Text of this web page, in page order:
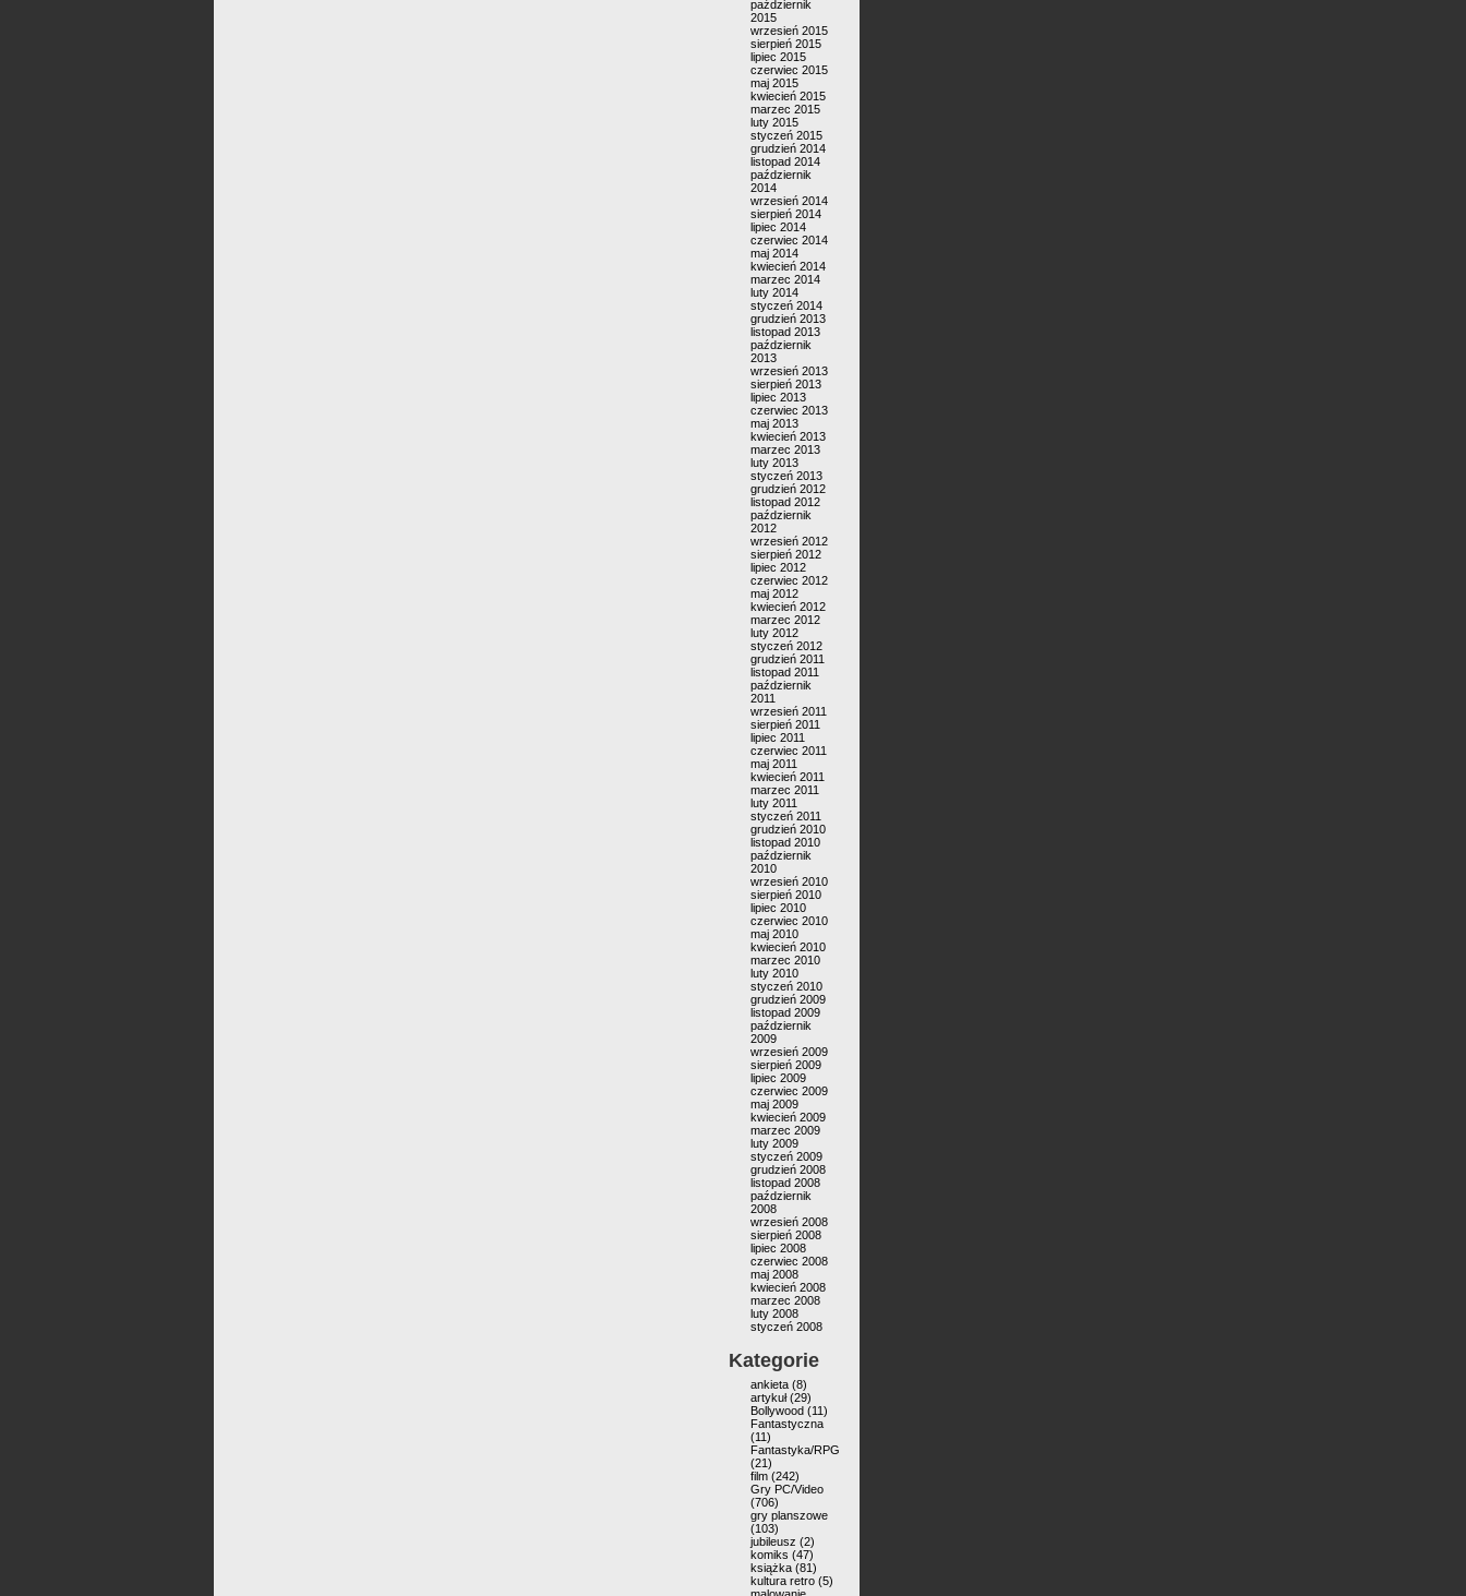
październik
2015
wrzesień 2015
sierpień 2015
lipiec 2015
czerwiec 2015
maj 2015
kwiecień 2015
marzec 2015
luty 2015
styczeń 2015
grudzień 2014
listopad 2014
październik
2014
wrzesień 2014
sierpień 2014
lipiec 2014
czerwiec 2014
maj 2014
kwiecień 2014
marzec 2014
luty 2014
styczeń 2014
grudzień 2013
listopad 2013
październik
2013
wrzesień 2013
sierpień 2013
lipiec 2013
czerwiec 2013
maj 2013
kwiecień 2013
marzec 2013
luty 2013
styczeń 2013
grudzień 2012
listopad 2012
październik
2012
wrzesień 2012
sierpień 2012
lipiec 2012
czerwiec 2012
maj 2012
kwiecień 2012
marzec 2012
luty 2012
styczeń 2012
grudzień 2011
listopad 2011
październik
2011
wrzesień 2011
sierpień 2011
lipiec 2011
czerwiec 2011
maj 2011
kwiecień 2011
marzec 2011
luty 2011
styczeń 2011
grudzień 2010
listopad 2010
październik
2010
wrzesień 2010
sierpień 2010
lipiec 2010
czerwiec 2010
maj 2010
kwiecień 2010
marzec 2010
luty 2010
styczeń 2010
grudzień 2009
listopad 2009
październik
2009
wrzesień 2009
sierpień 2009
lipiec 2009
czerwiec 2009
maj 2009
kwiecień 2009
marzec 2009
luty 2009
styczeń 2009
grudzień 2008
listopad 2008
październik
2008
wrzesień 2008
sierpień 2008
lipiec 2008
czerwiec 2008
maj 2008
kwiecień 2008
marzec 2008
luty 2008
styczeń 2008
Kategorie
ankieta (8)
artykuł(29)
Bollywood (11)
Fantastyczna
(11)
Fantastyka/RPG
(21)
film (242)
Gry PC/Video
(706)
gry planszowe
(103)
jubileusz (2)
komiks (47)
książka (81)
kultura retro (5)